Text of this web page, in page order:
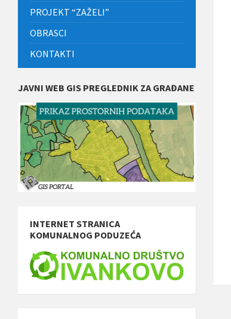
PROJEKT “ZAŽELI”
OBRASCI
KONTAKTI
JAVNI WEB GIS PREGLEDNIK ZA GRAĐANE
INTERNET STRANICA
KOMUNALNOG PODUZEĆA